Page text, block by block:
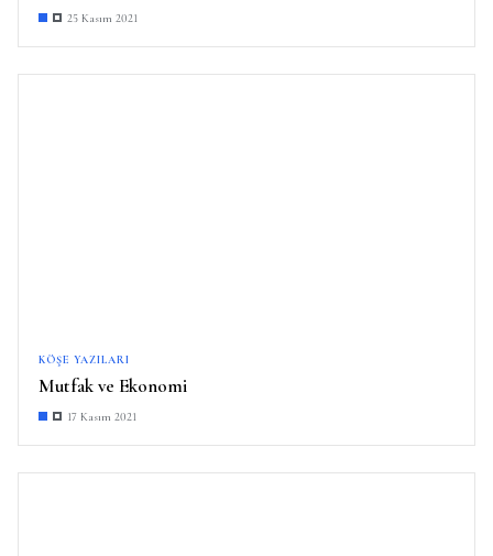
25 Kasım 2021
KÖŞE YAZILARI
Mutfak ve Ekonomi
17 Kasım 2021